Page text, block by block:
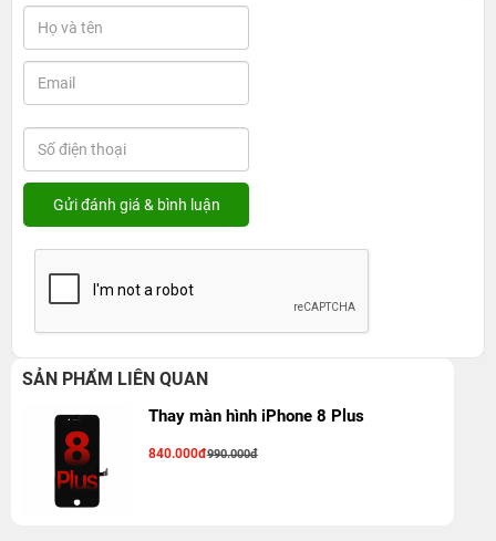
SẢN PHẨM LIÊN QUAN
Thay màn hình iPhone 8 Plus
840.000đ990.000đ